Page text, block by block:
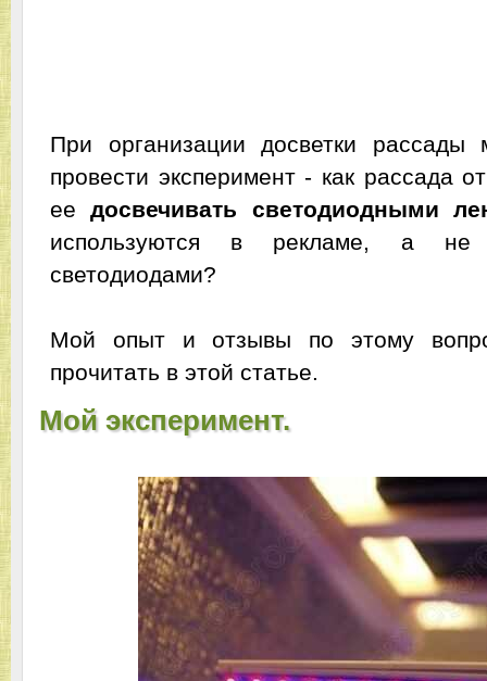
При организации досветки рассады
провести эксперимент - как рассада
еедосвечивать светодиодными
используются в рекламе, а не
светодиодами?
Мой опыт и отзывы по этому
прочитать в этой статье.
Мой эксперимент.